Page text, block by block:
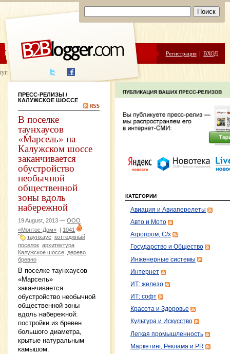
ЦЕНЫ ПОМОЩЬ Регистрация | ВХОД
написания
ПРЕСС-РЕЛИЗЫ /
КАЛУЖСКОЕ ШОССЕ
В поселке
таунхаусов
«Марсель» на
Калужском шоссе
заканчивается
обустройство
необычной
общественной
зоны вдоль
набережной
19 August, 2013 — ООО
«Монтос-Дом» | 1041
таунхаус коттеджный
поселок архитектура
Калужское шоссе дерево
бревно
В поселке таунхаусов
«Марсель»
заканчивается
обустройство необычной
общественной зоны
вдоль набережной:
постройки из бревен
большого диаметра,
крытые натуральным
камышом.
КАТЕГОРИИ
Авиация и Авиаперелеты
Авто и Мото
Агропром, С/х
Государство и Общество
Инженерные системы
Интернет
ИТ: железо
ИТ: софт
Красота и Здоровье
Культура и Искусство
Легкая промышленность
Маркетинг, Реклама и PR